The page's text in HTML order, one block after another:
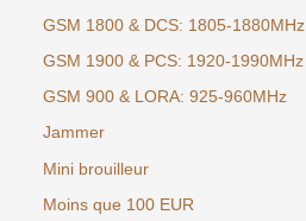
GSM 1800 & DCS: 1805-1880MHz
GSM 1900 & PCS: 1920-1990MHz
GSM 900 & LORA: 925-960MHz
Jammer
Mini brouilleur
Moins que 100 EUR